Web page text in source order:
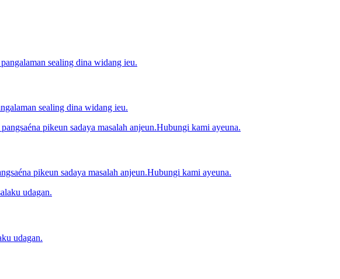
sealing dina widang ieu.
pikeun sadaya masalah anjeun.Hubungi kami ayeuna.
udagan.